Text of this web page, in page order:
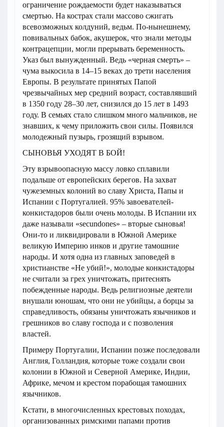
ограничение рождаемости будет наказываться
смертью. На кострах стали массово сжигать
всевозможных колдуний, ведьм. По-нынешнему,
повивальных бабок, акушерок, что знали методы
контрацепции, могли прерывать беременность.
Указ был вынужденный. Ведь «черная смерть» –
чума выкосила в 14–15 веках до трети населения
Европы. В результате принятых Папой
чрезвычайных мер средний возраст, составлявший
в 1350 году 28–30 лет, снизился до 15 лет в 1493
году. В семьях стало слишком много мальчиков, не
знавших, к чему приложить свои силы. Появился
молодежный пузырь, грозящий взрывом.
СЫНОВЬЯ УХОДЯТ В БОЙ!
Эту взрывоопасную массу ловко сплавили
подальше от европейских берегов. На захват
чужеземных колоний во славу Христа, Папы и
Испании с Португалией. 95% завоевателей-
конкистадоров были очень молоды. В Испании их
даже называли «secundones» – вторые сыновья!
Они-то и ликвидировали в Южной Америке
великую Империю инков и другие тамошние
народы. И хотя одна из главных заповедей в
христианстве «Не убий!», молодые конкистадоры
не считали за грех уничтожать, притеснять
побежденные народы. Ведь религиозные деятели
внушали юношам, что они не убийцы, а борцы за
справедливость, обязаны уничтожать язычников и
грешников во славу господа и с позволения
властей.
Примеру Португалии, Испании позже последовали
Англия, Голландия, которые тоже создали свои
колонии в Южной и Северной Америке, Индии,
Африке, мечом и крестом порабощая тамошних
язычников.
Кстати, в многочисленных крестовых походах,
организованных римскими папами против